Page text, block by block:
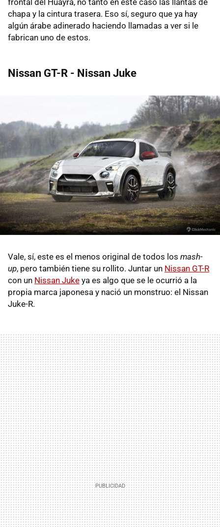
chapa y la cintura trasera. Eso sí, seguro que ya hay
algún árabe adinerado haciendo llamadas a ver si le
fabrican uno de estos.
Nissan GT-R - Nissan Juke
Vale, sí, este es el menos original de todos los mash-
up, pero también tiene su rollito. Juntar un Nissan GT-R
con un Nissan Juke ya es algo que se le ocurrió a la
propia marca japonesa y nació un monstruo: el Nissan
Juke-R.